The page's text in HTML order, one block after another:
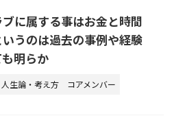
に属する事はお金と時間
うのは過去の事例や経験
明らか
人生論・考え方 コアメンバー